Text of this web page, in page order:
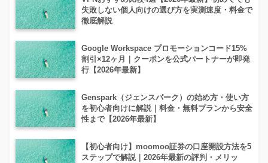
失敗しない個人向けの選び方を実測速度・料金で
徹底解説
Google Workspace プロモーションコード15%
割引×12ヶ月｜クーポンを公式パートナーが即発
行【2026年最新】
Genspark（ジェンスパーク）の始め方・使い方
を初心者向けに解説｜料金・無料プランから安全
性まで【2026年最新】
【初心者向け】moomoo証券の口座開設方法を5
ステップで解説｜2026年最新の評判・メリッ